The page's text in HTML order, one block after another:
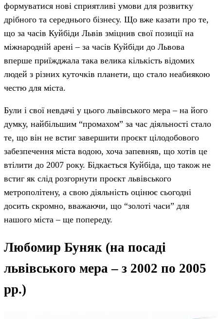
формуватися нові сприятливі умови для розвитку
дрібного та середнього бізнесу. Що вже казати про те,
що за часів Куйбіди Львів зміцнив свої позиції на
міжнародній арені – за часів Куйбіди до Львова
вперше приїжджала така велика кількість відомих
людей з різних куточків планети, що стало неабиякою
честю для міста.
Були і свої невдачі у цього львівського мера – на його
думку, найбільшим “промахом” за час діяльності стало
те, що він не встиг завершити проєкт цілодобового
забезпечення міста водою, хоча запевняв, що хотів це
втілити до 2007 року. Бідкається Куйбіда, що також не
встиг як слід розгорнути проєкт львівського
метрополітену, а свою діяльність оцінює сьогодні
досить скромно, вважаючи, що “золоті часи” для
нашого міста – ще попереду.
Любомир Буняк (на посаді
львівського мера – з 2002 по 2005
рр.)